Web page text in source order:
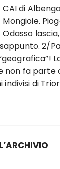
CAI di
Mongioie.
Odasso
2/
non fa parte
indivisi di